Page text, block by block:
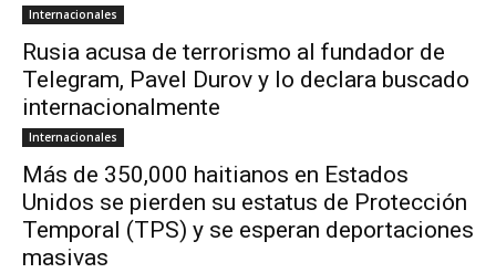
Internacionales
Rusia acusa de terrorismo al fundador de
Telegram, Pavel Durov y lo declara buscado
internacionalmente
Internacionales
Más de 350,000 haitianos en Estados
Unidos se pierden su estatus de Protección
Temporal (TPS) y se esperan deportaciones
masivas